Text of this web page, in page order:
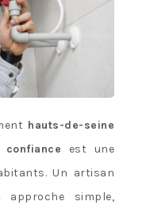
hauts-de-seine
est une
Un artisan
simple,